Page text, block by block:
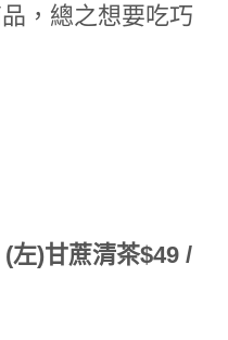
，總之想要吃巧
(左)甘蔗清茶$49 /